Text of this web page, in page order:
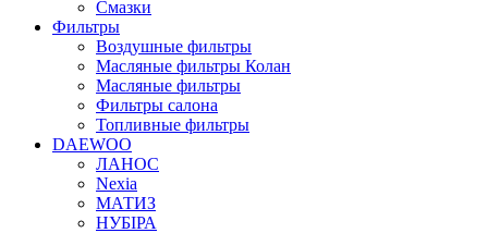
Смазки
Фильтры
Воздушные фильтры
Масляные фильтры Колан
Масляные фильтры
Фильтры салона
Топливные фильтры
DAEWOO
ЛАНОС
Nexia
МАТИЗ
НУБІРА